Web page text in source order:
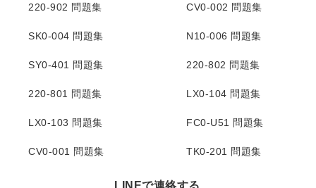
220-902 問題集 CV0-002 問題集
SK0-004 問題集 N10-006 問題集
SY0-401 問題集 220-802 問題集
220-801 問題集 LX0-104 問題集
LX0-103 問題集 FC0-U51 問題集
CV0-001 問題集 TK0-201 問題集
LINEで連絡する